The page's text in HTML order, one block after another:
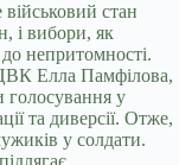
стан
і вибори, як
непритомності.
ЦВК Елла Памфілова,
голосування у
та диверсії. Отже,
у солдати.